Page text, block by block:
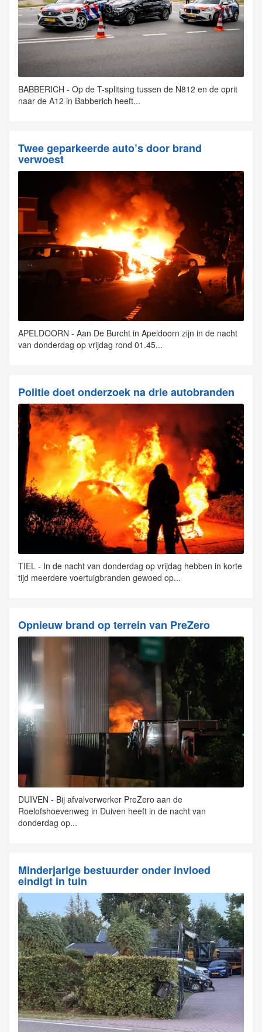
BABBERICH - Op de T-splitsing tussen de N812 en de oprit
naar de A12 in Babberich heeft...
Twee geparkeerde auto’s door brand
verwoest
APELDOORN - Aan De Burcht in Apeldoorn zijn in de nacht
van donderdag op vrijdag rond 01.45...
Politie doet onderzoek na drie autobranden
TIEL - In de nacht van donderdag op vrijdag hebben in korte
tijd meerdere voertuigbranden gewoed op...
Opnieuw brand op terrein van PreZero
DUIVEN - Bij afvalverwerker PreZero aan de
Roelofshoevenweg in Duiven heeft in de nacht van
donderdag op...
Minderjarige bestuurder onder invloed
eindigt in tuin